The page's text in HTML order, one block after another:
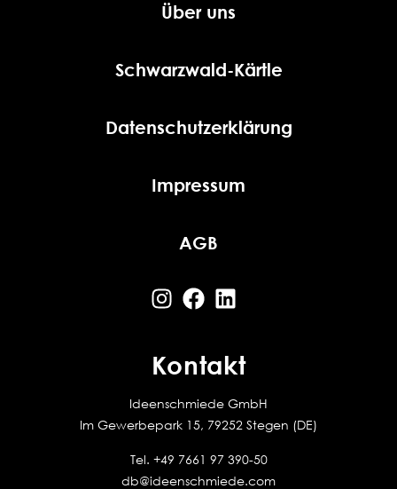
Über uns
Schwarzwald-Kärtle
Datenschutzerklärung
Impressum
AGB
Kontakt
Ideenschmiede GmbH
Im Gewerbepark 15, 79252 Stegen (DE)
Tel. +49 7661 97 390-50
db@ideenschmiede.com